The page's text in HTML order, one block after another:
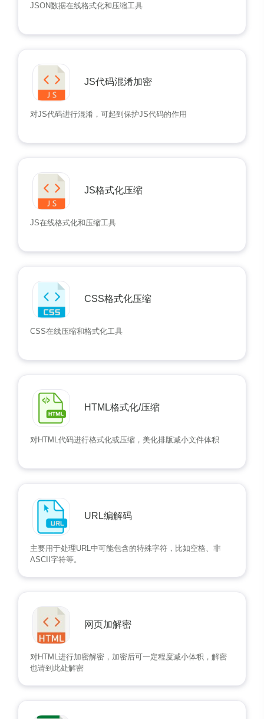
JSON数据在线格式化和压缩工具
JS代码混淆加密
对JS代码进行混淆，可起到保护JS代码的作用
JS格式化压缩
JS在线格式化和压缩工具
CSS格式化压缩
CSS在线压缩和格式化工具
HTML格式化/压缩
对HTML代码进行格式化或压缩，美化排版减小文件体积
URL编解码
主要用于处理URL中可能包含的特殊字符，比如空格、非
ASCII字符等。
网页加解密
对HTML进行加密解密，加密后可一定程度减小体积，解密
也请到此处解密